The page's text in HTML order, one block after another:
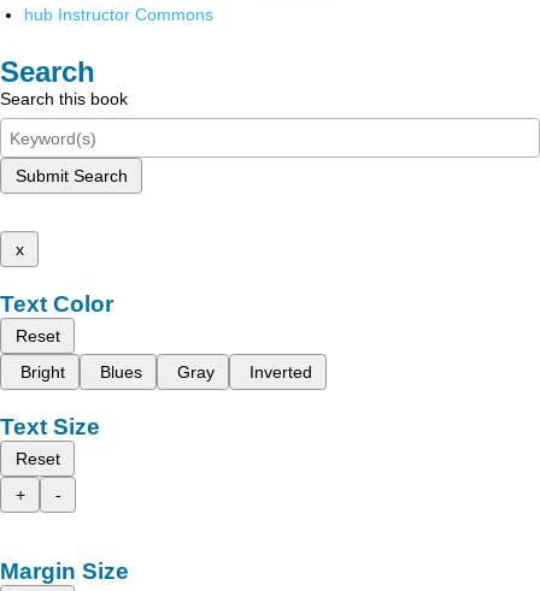
hub Instructor Commons
Search
Search this book
Submit Search
x
Text Color
Reset
Bright
Blues Gray Inverted
Text Size
Reset
+
-
Margin Size